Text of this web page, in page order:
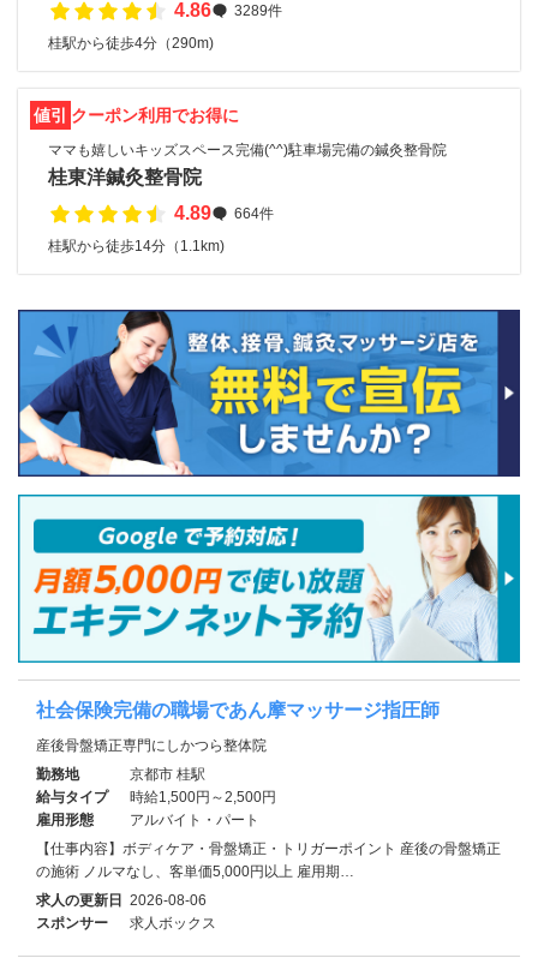
4.86
3289件
桂駅から徒歩4分（290m)
値引 クーポン利用でお得に
ママも嬉しいキッズスペース完備(^^)駐車場完備の鍼灸整骨院
桂東洋鍼灸整骨院
4.89
664件
桂駅から徒歩14分（1.1km)
社会保険完備の職場であん摩マッサージ指圧師
産後骨盤矯正専門にしかつら整体院
勤務地
京都市 桂駅
給与タイプ
時給1,500円～2,500円
雇用形態
アルバイト・パート
【仕事内容】ボディケア・骨盤矯正・トリガーポイント 産後の骨盤矯正
の施術 ノルマなし、客単価5,000円以上 雇用期…
求人の更新日 2026-08-06
スポンサー
求人ボックス